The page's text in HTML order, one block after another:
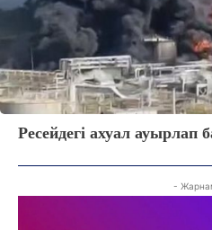
Ресейдегі ахуал ауырлап
-